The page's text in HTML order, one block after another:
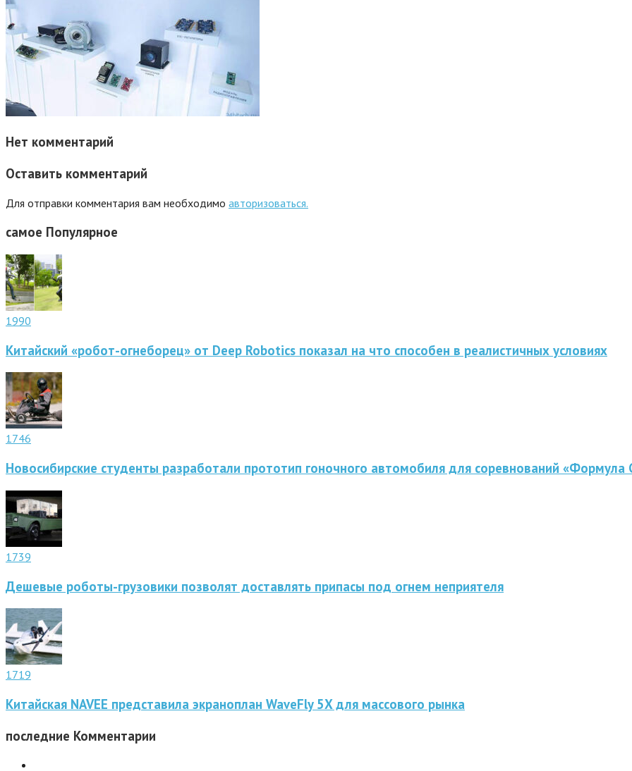
Нет комментарий
Оставить комментарий
Для отправки комментария вам необходимо авторизоваться.
самое Популярное
1990
Китайский «робот-огнеборец» от Deep Robotics показал на что способен в реалистичных условиях
1746
Новосибирские студенты разработали прототип гоночного автомобиля для соревнований «Формула
1739
Дешевые роботы-грузовики позволят доставлять припасы под огнем неприятеля
1719
Китайская NAVEE представила экраноплан WaveFly 5X для массового рынка
последние Комментарии